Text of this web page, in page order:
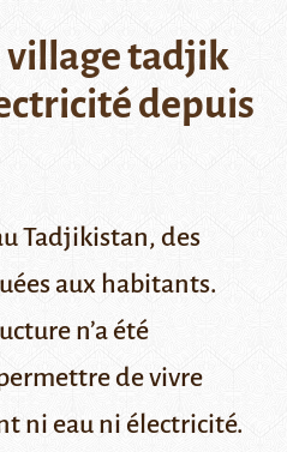
village tadjik
depuis
Tadjikistan, des
aux habitants.
n’a été
de vivre
ni eau ni électricité.